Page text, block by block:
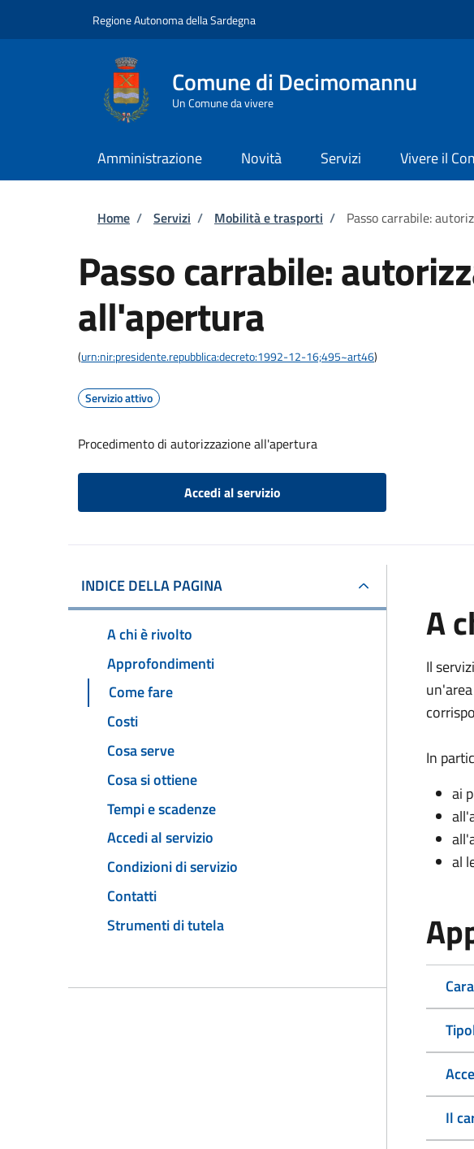
Regione Autonoma della Sardegna
Comune di Decimomannu
Un Comune da vivere
Amministrazione Novità Servizi Vivere il
Briciole di pane
Home / Servizi / Mobilità e trasporti / Passo carrabile:
Passo carrabile:
all'apertura
(urn:nir:presidente.repubblica:decreto:1992-12-16;495~art46)
Servizio attivo
Procedimento di autorizzazione all'apertura
Accedi al servizio
INDICE DELLA PAGINA
A chi è rivolto
Approfondimenti
Come fare
Costi
Cosa serve
Cosa si ottiene
Tempi e scadenze
Accedi al servizio
Condizioni di servizio
Contatti
Strumenti di tutela
A
Il
In
ai
al
Il